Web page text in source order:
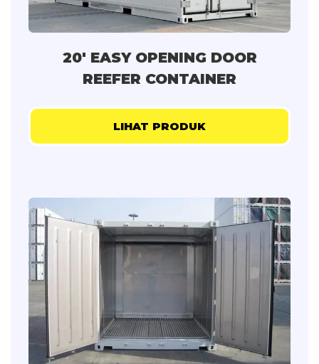
20' EASY OPENING DOOR
REEFER CONTAINER
LIHAT PRODUK